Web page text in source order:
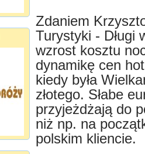
Zdaniem
Turystyki - Długi
wzrost kosztu
dynamikę cen
kiedy była
złotego. Słabe
przyjeżdżają do
niż np. na
polskim kliencie.